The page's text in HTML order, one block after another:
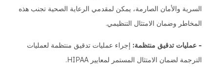
السرية والأمان الصارمة، يمكن لمقدمي الرعاية الصحية تجنب هذه
المخاطر وضمان الامتثال التنظيمي.
- عمليات تدقيق منتظمة: إجراء عمليات تدقيق منتظمة لعمليات
الترجمة لضمان الامتثال المستمر لمعايير HIPAA.